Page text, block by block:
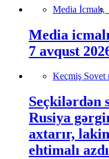
Media İcmalı,
Media
7 avqust
Keçmiş Sovet
Seçkilərdən
Rusiya
axtarır,
ehtimalı